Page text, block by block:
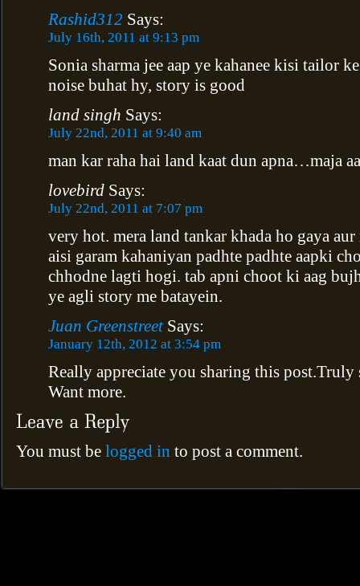
Rashid312 Says:
July 16th, 2011 at 9:13 pm
Sonia sharma jee aap ye kahanee kisi tailor
noise buhat hy, story is good
land singh Says:
July 22nd, 2011 at 9:40 am
man kar raha hai land kaat dun apna…maja
lovebird Says:
July 22nd, 2011 at 7:07 pm
very hot. mera land tankar khada ho gaya
aisi garam kahaniyan padhte padhte aapki
chhodne lagti hogi. tab apni choot ki aag
ye agli story me batayein.
Juan GreenstreetSays:
January 12th, 2012 at 3:54 pm
Really appreciate you sharing this
Want more.
You must be logged in to post a comment.